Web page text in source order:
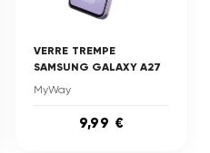
VERRE TREMPE
SAMSUNG GALAXY A27
MyWay
9,99 €